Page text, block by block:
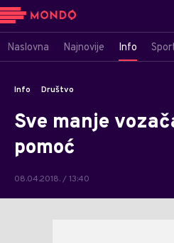
Naslovna Najnovije Info
Info Društvo
Sve manje
pomoć
08.04.2018. / 13:40